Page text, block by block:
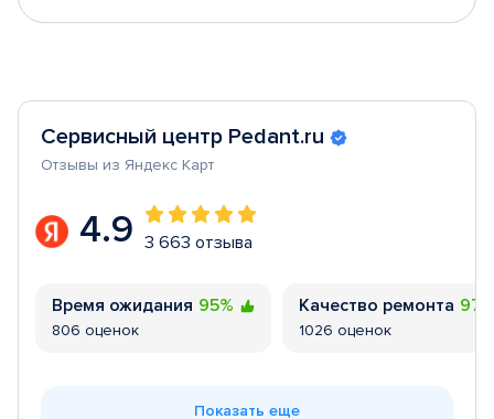
Сервисный центр Pedant.ru
Отзывы из Яндекс Карт
4.9 3 663 отзыва
Время ожидания 95%
806 оценок
Качество ремонта
1026 оценок
Показать еще